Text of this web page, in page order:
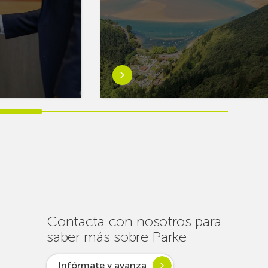
Saber
más
sobreEuskaltel
realiza
garantizar
la
conectividad
Contacta con nosotros para
saber más sobre Parke
Infórmate y avanza